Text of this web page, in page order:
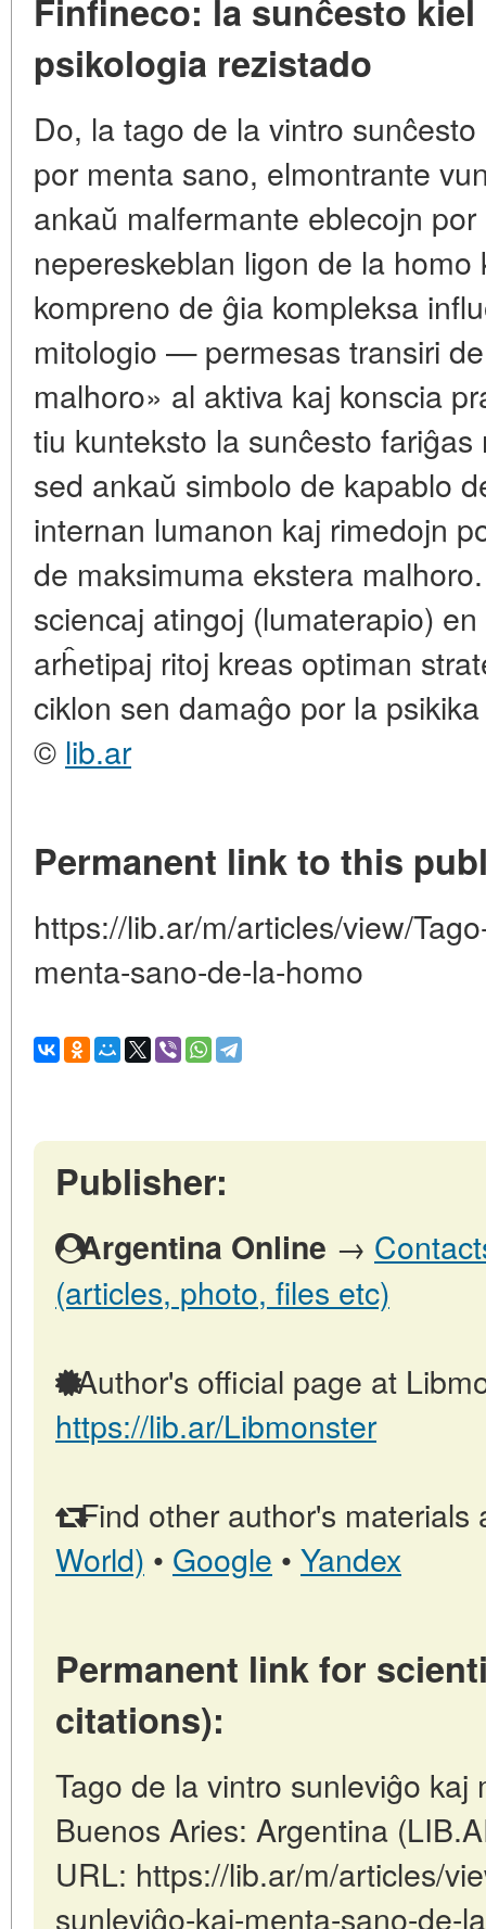
Finfineco: la sunĉesto
psikologia rezistado
Do, la tago de la vintro
por menta sano, elmontrante
ankaŭ malfermante eblecojn
nepereskeblan ligon de la
kompreno de ĝia kompleksa
mitologio — permesas transiri
malhoro» al aktiva kaj konscia
tiu kunteksto la sunĉesto
sed ankaŭ simbolo de kapablo
internan lumanon kaj rimedojn
de maksimuma ekstera
sciencaj atingoj (lumaterapio)
arĥetipaj ritoj kreas optiman
ciklon sen damaĝo por la
© lib.ar
Permanent link to this
https://lib.ar/m/articles/view/
menta-sano-de-la-homo
Publisher:
Argentina Online →
(articles, photo, files etc)
Author's official page at
https://lib.ar/Libmonster
Find other author's materials
World) • Google • Yandex
Permanent link for
citations):
Tago de la vintro sunleviĝo
Buenos Aries: Argentina
URL: https://lib.ar/m/articles/
sunleviĝo-kaj-menta-sano-de-